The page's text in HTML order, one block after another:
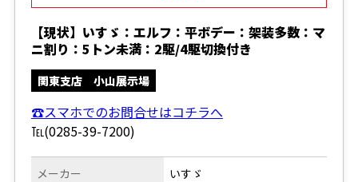
【現状】いすゞ：エルフ：平ボデー：架装多数：マ
ニ割り：5トン未満：2駆/4駆切換付き
関東支店 小山展示場
☎スマホでのお問合せはコチラへ
℡(0285-39-7200)
メーカー いすゞ